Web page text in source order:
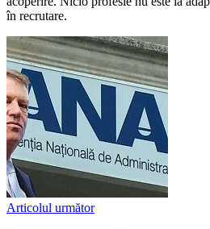
în recrutare.
Articolul următor